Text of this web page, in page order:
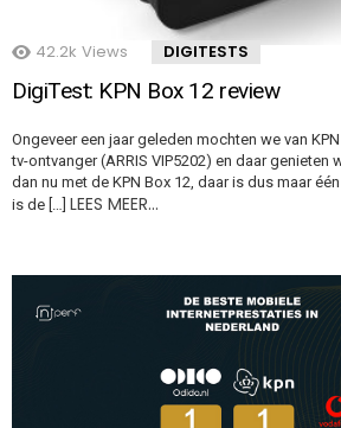
42.2k Views DIGITESTS
DigiTest: KPN Box 12 review
Ongeveer een jaar geleden mochten we van KPN
tv-ontvanger (ARRIS VIP5202) en daar genieten
dan nu met de KPN Box 12, daar is dus maar
is de […] LEES MEER…